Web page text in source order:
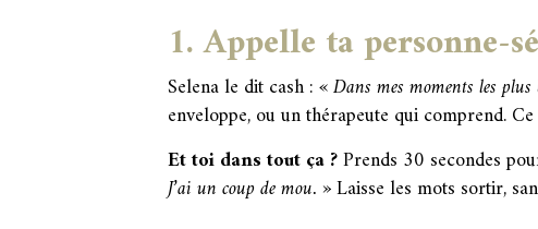
1. Appelle ta personne-
Selena le dit cash :« Dans mes moments les
enveloppe, ou un thérapeute qui comprend.
Et toi dans tout ça ?Prends 30 secondes
J’ai un coup de mou. »Laisse les mots sortir,